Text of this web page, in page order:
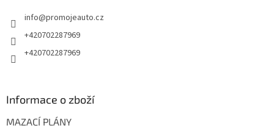
info@promojeauto.cz
+420702287969
+420702287969
Informace o zboží
MAZACÍ PLÁNY